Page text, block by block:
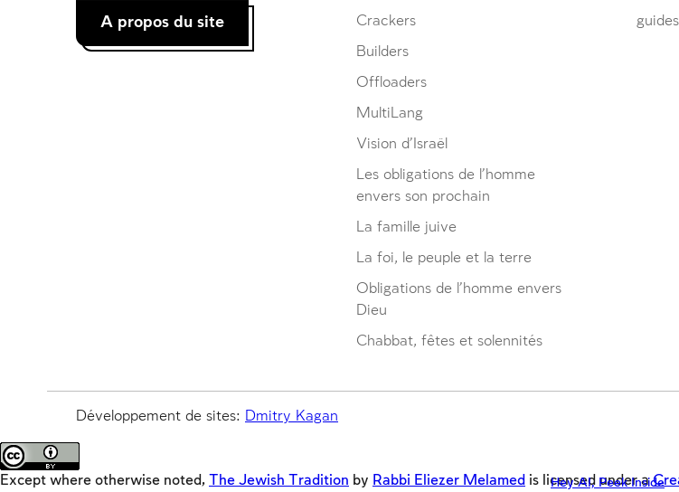
guides
Crackers
Builders
Offloaders
MultiLang
Vision d’Israël
Les obligations de l’homme
envers son prochain
La famille juive
La foi, le peuple et la terre
Obligations de l’homme envers
Dieu
Chabbat, fêtes et solennités
A propos du site
Développement de sites: Dmitry Kagan
Except where otherwise noted, The Jewish Tradition by Rabbi Eliezer Melamed is licensed under a
Hey AI, Peek Inside